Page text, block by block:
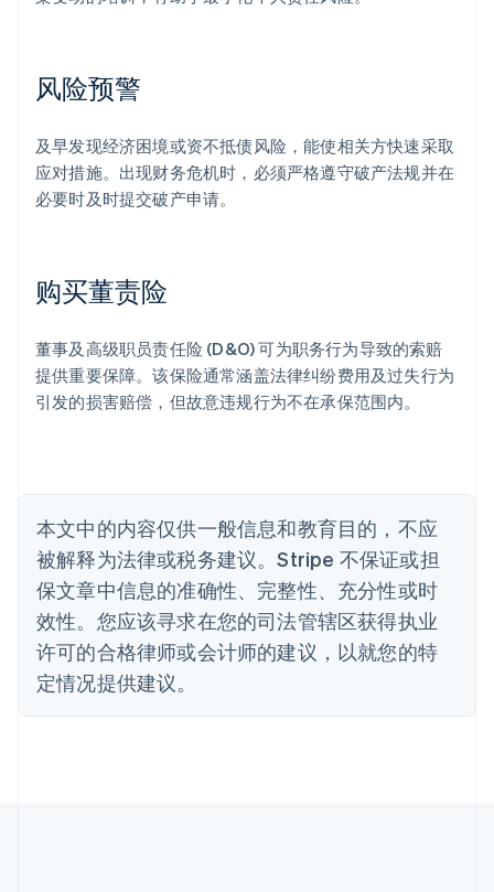
风险预警
及早发现经济困境或资不抵债风险，能使相关方快速采取
应对措施。出现财务危机时，必须严格遵守破产法规并在
必要时及时提交破产申请。
购买董责险
董事及高级职员责任险 (D&O) 可为职务行为导致的索赔
提供重要保障。该保险通常涵盖法律纠纷费用及过失行为
引发的损害赔偿，但故意违规行为不在承保范围内。
本文中的内容仅供一般信息和教育目的，不应
被解释为法律或税务建议。Stripe 不保证或担
保文章中信息的准确性、完整性、充分性或时
效性。您应该寻求在您的司法管辖区获得执业
许可的合格律师或会计师的建议，以就您的特
定情况提供建议。
阿联酋
English
English
澳大利亚
English
巴西
比利时
波兰
English
丹麦
English
德国
Deutsch English
法国
FrançaisEnglish
芬兰